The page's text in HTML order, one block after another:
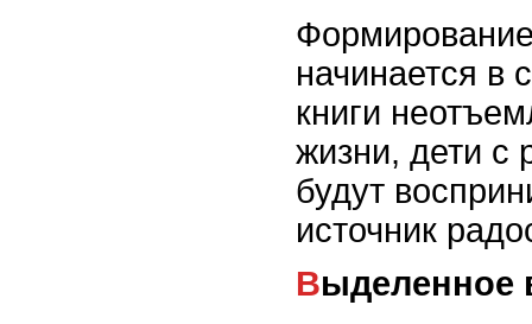
начинается в
книги
жизни, дети с
будут
источник